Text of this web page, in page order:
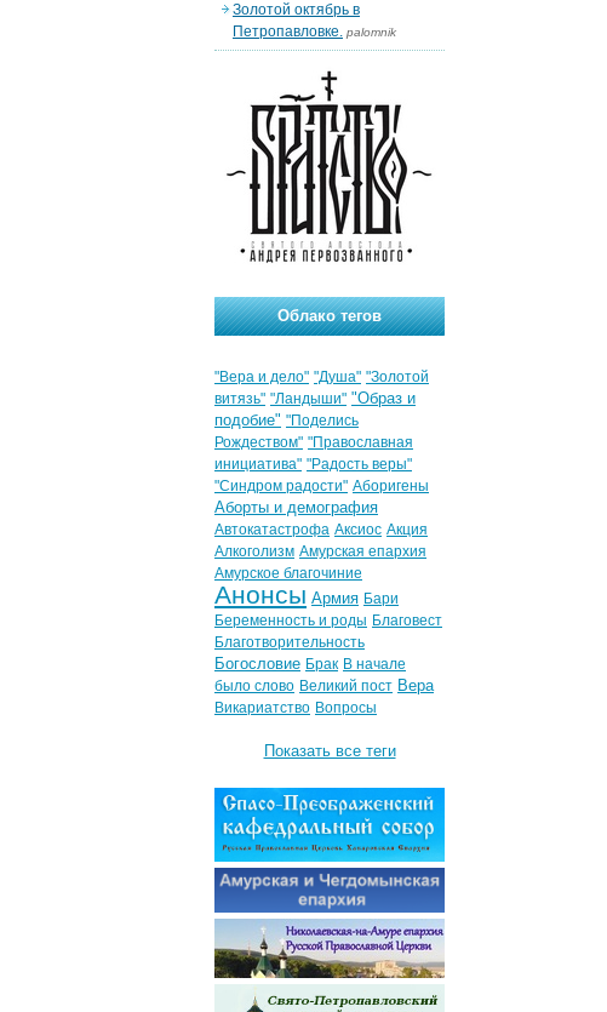
Золотой октябрь в
Петропавловке. palomnik
Облако тегов
"Вера и дело" "Душа" "Золотой
витязь" "Ландыши" "Образ и
подобие" "Поделись
Рождеством" "Православная
инициатива" "Радость веры"
"Синдром радости" Аборигены
Аборты и демография
Автокатастрофа Аксиос Акция
Алкоголизм Амурская епархия
Амурское благочиние
Анонсы Армия Бари
Беременность и роды Благовест
Благотворительность
Богословие Брак В начале
было слово Великий пост Вера
Викариатство Вопросы
Показать все теги